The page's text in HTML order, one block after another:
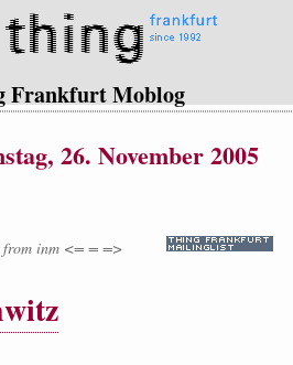
Frankfurt Moblog
26. November 2005
from inm <= = =>